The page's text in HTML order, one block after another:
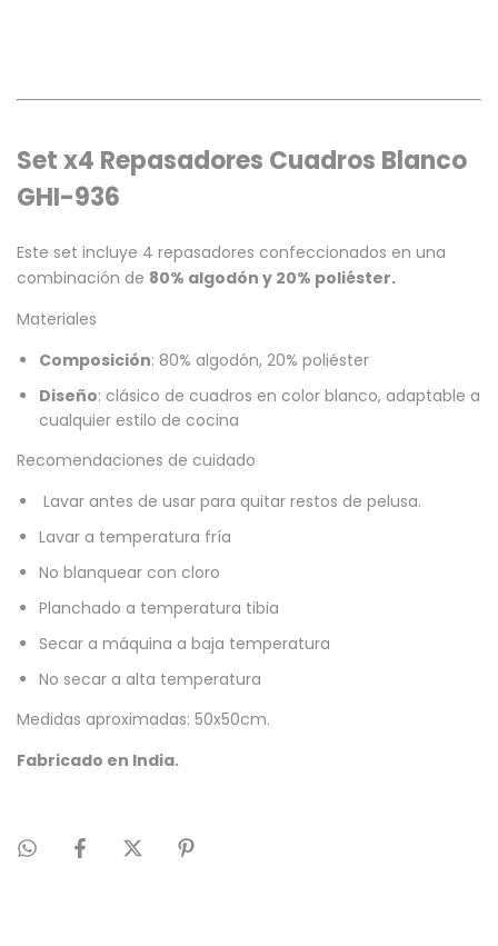
Set x4 Repasadores Cuadros Blanco
GHI-936
Este set incluye 4 repasadores confeccionados en una
combinación de 80% algodón y 20% poliéster.
Materiales
Composición: 80% algodón, 20% poliéster
Diseño: clásico de cuadros en color blanco, adaptable a
cualquier estilo de cocina
Recomendaciones de cuidado
Lavar antes de usar para quitar restos de pelusa.
Lavar a temperatura fría
No blanquear con cloro
Planchado a temperatura tibia
Secar a máquina a baja temperatura
No secar a alta temperatura
Medidas aproximadas: 50x50cm.
Fabricado en India.